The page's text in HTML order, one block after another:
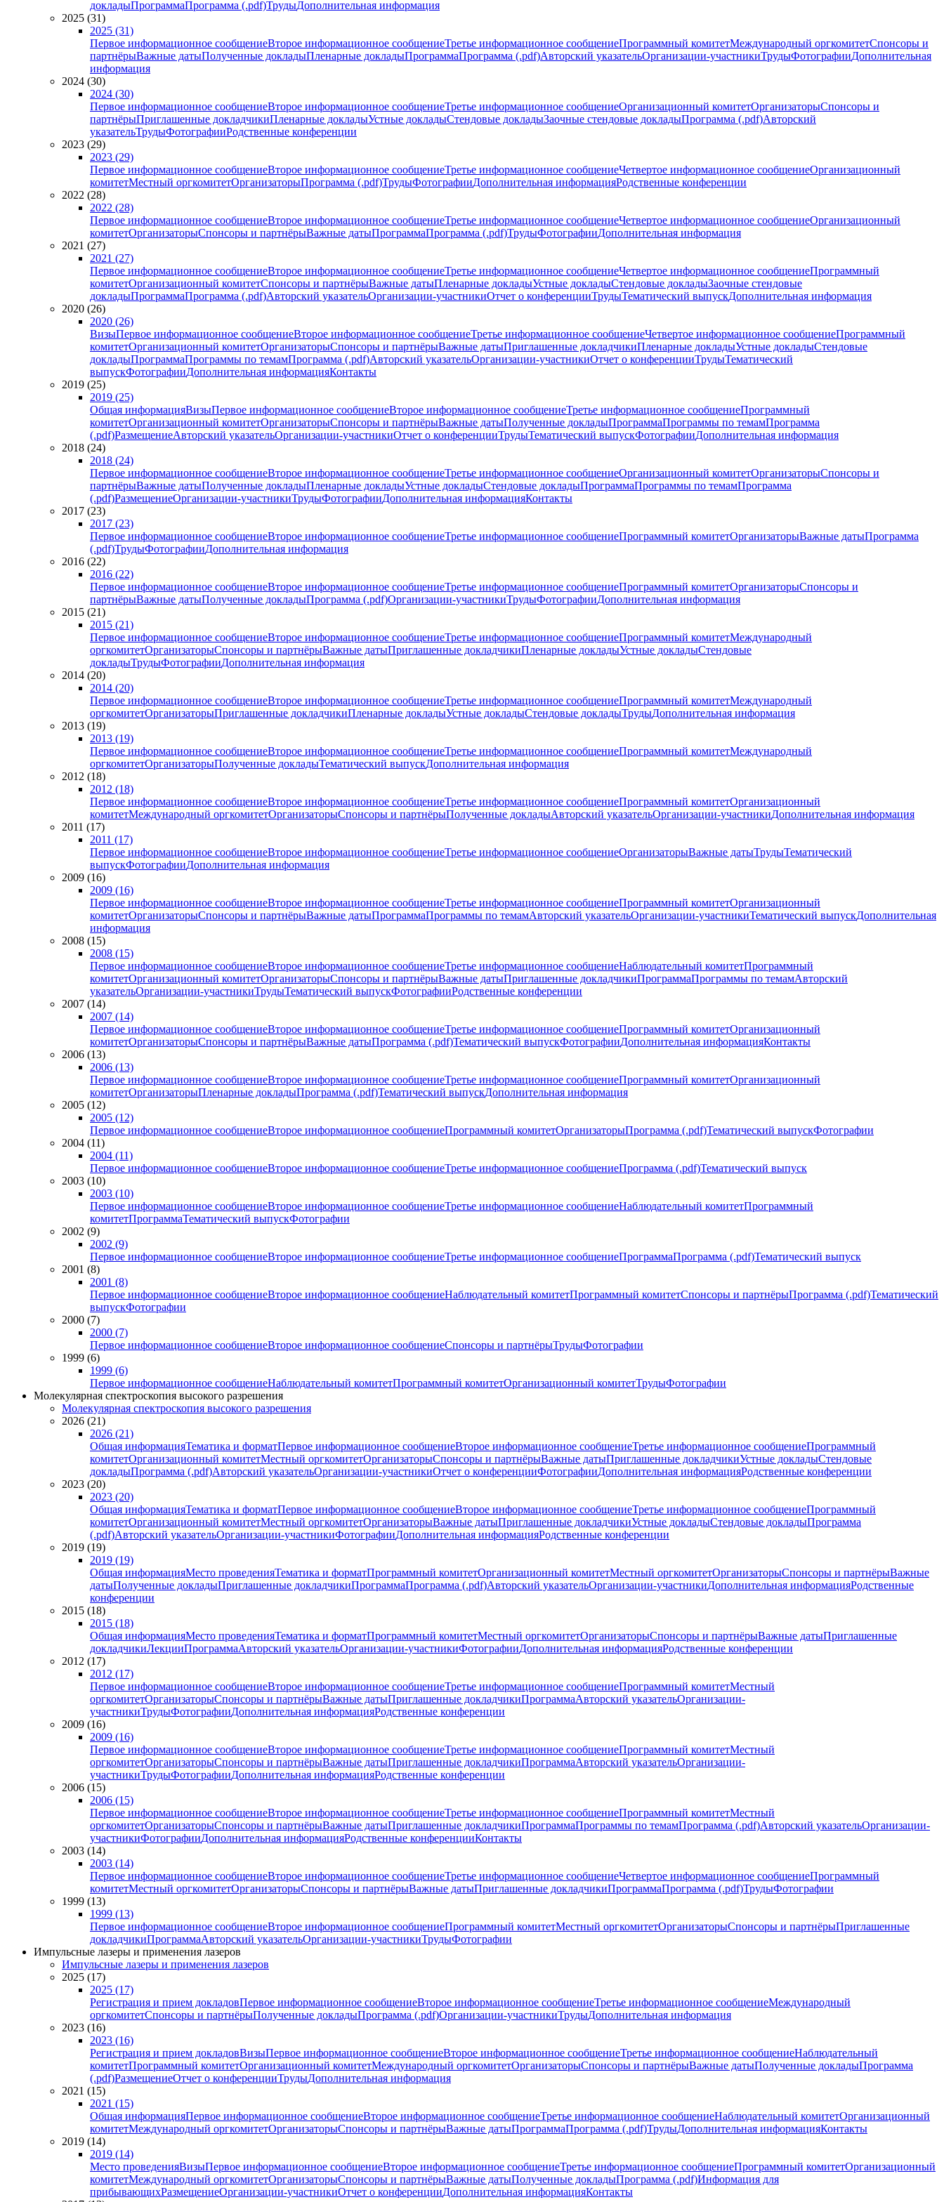
докладыПрограммаПрограмма (.pdf)ТрудыДополнительная информация
2025 (31)
2025 (31)
Первое информационное сообщениеВторое информационное сообщениеТретье информационное сообщениеПрограммный комитетМеждународный оргкомитетСпонсоры и
партнёрыВажные датыПолученные докладыПленарные докладыПрограммаПрограмма (.pdf)Авторский указательОрганизации-участникиТрудыФотографииДополнительная
информация
2024 (30)
2024 (30)
Первое информационное сообщениеВторое информационное сообщениеТретье информационное сообщениеОрганизационный комитетОрганизаторыСпонсоры и
партнёрыПриглашенные докладчикиПленарные докладыУстные докладыСтендовые докладыЗаочные стендовые докладыПрограмма (.pdf)Авторский
указательТрудыФотографииРодственные конференции
2023 (29)
2023 (29)
Первое информационное сообщениеВторое информационное сообщениеТретье информационное сообщениеЧетвертое информационное сообщениеОрганизационный
комитетМестный оргкомитетОрганизаторыПрограмма (.pdf)ТрудыФотографииДополнительная информацияРодственные конференции
2022 (28)
2022 (28)
Первое информационное сообщениеВторое информационное сообщениеТретье информационное сообщениеЧетвертое информационное сообщениеОрганизационный
комитетОрганизаторыСпонсоры и партнёрыВажные датыПрограммаПрограмма (.pdf)ТрудыФотографииДополнительная информация
2021 (27)
2021 (27)
Первое информационное сообщениеВторое информационное сообщениеТретье информационное сообщениеЧетвертое информационное сообщениеПрограммный
комитетОрганизационный комитетСпонсоры и партнёрыВажные датыПленарные докладыУстные докладыСтендовые докладыЗаочные стендовые
докладыПрограммаПрограмма (.pdf)Авторский указательОрганизации-участникиОтчет о конференцииТрудыТематический выпускДополнительная информация
2020 (26)
2020 (26)
ВизыПервое информационное сообщениеВторое информационное сообщениеТретье информационное сообщениеЧетвертое информационное сообщениеПрограммный
комитетОрганизационный комитетОрганизаторыСпонсоры и партнёрыВажные датыПриглашенные докладчикиПленарные докладыУстные докладыСтендовые
докладыПрограммаПрограммы по темамПрограмма (.pdf)Авторский указательОрганизации-участникиОтчет о конференцииТрудыТематический
выпускФотографииДополнительная информацияКонтакты
2019 (25)
2019 (25)
Общая информацияВизыПервое информационное сообщениеВторое информационное сообщениеТретье информационное сообщениеПрограммный
комитетОрганизационный комитетОрганизаторыСпонсоры и партнёрыВажные датыПолученные докладыПрограммаПрограммы по темамПрограмма
(.pdf)РазмещениеАвторский указательОрганизации-участникиОтчет о конференцииТрудыТематический выпускФотографииДополнительная информация
2018 (24)
2018 (24)
Первое информационное сообщениеВторое информационное сообщениеТретье информационное сообщениеОрганизационный комитетОрганизаторыСпонсоры и
партнёрыВажные датыПолученные докладыПленарные докладыУстные докладыСтендовые докладыПрограммаПрограммы по темамПрограмма
(.pdf)РазмещениеОрганизации-участникиТрудыФотографииДополнительная информацияКонтакты
2017 (23)
2017 (23)
Первое информационное сообщениеВторое информационное сообщениеТретье информационное сообщениеПрограммный комитетОрганизаторыВажные датыПрограмма
(.pdf)ТрудыФотографииДополнительная информация
2016 (22)
2016 (22)
Первое информационное сообщениеВторое информационное сообщениеТретье информационное сообщениеПрограммный комитетОрганизаторыСпонсоры и
партнёрыВажные датыПолученные докладыПрограмма (.pdf)Организации-участникиТрудыФотографииДополнительная информация
2015 (21)
2015 (21)
Первое информационное сообщениеВторое информационное сообщениеТретье информационное сообщениеПрограммный комитетМеждународный
оргкомитетОрганизаторыСпонсоры и партнёрыВажные датыПриглашенные докладчикиПленарные докладыУстные докладыСтендовые
докладыТрудыФотографииДополнительная информация
2014 (20)
2014 (20)
Первое информационное сообщениеВторое информационное сообщениеТретье информационное сообщениеПрограммный комитетМеждународный
оргкомитетОрганизаторыПриглашенные докладчикиПленарные докладыУстные докладыСтендовые докладыТрудыДополнительная информация
2013 (19)
2013 (19)
Первое информационное сообщениеВторое информационное сообщениеТретье информационное сообщениеПрограммный комитетМеждународный
оргкомитетОрганизаторыПолученные докладыТематический выпускДополнительная информация
2012 (18)
2012 (18)
Первое информационное сообщениеВторое информационное сообщениеТретье информационное сообщениеПрограммный комитетОрганизационный
комитетМеждународный оргкомитетОрганизаторыСпонсоры и партнёрыПолученные докладыАвторский указательОрганизации-участникиДополнительная информация
2011 (17)
2011 (17)
Первое информационное сообщениеВторое информационное сообщениеТретье информационное сообщениеОрганизаторыВажные датыТрудыТематический
выпускФотографииДополнительная информация
2009 (16)
2009 (16)
Первое информационное сообщениеВторое информационное сообщениеТретье информационное сообщениеПрограммный комитетОрганизационный
комитетОрганизаторыСпонсоры и партнёрыВажные датыПрограммаПрограммы по темамАвторский указательОрганизации-участникиТематический выпускДополнительная
информация
2008 (15)
2008 (15)
Первое информационное сообщениеВторое информационное сообщениеТретье информационное сообщениеНаблюдательный комитетПрограммный
комитетОрганизационный комитетОрганизаторыСпонсоры и партнёрыВажные датыПриглашенные докладчикиПрограммаПрограммы по темамАвторский
указательОрганизации-участникиТрудыТематический выпускФотографииРодственные конференции
2007 (14)
2007 (14)
Первое информационное сообщениеВторое информационное сообщениеТретье информационное сообщениеПрограммный комитетОрганизационный
комитетОрганизаторыСпонсоры и партнёрыВажные датыПрограмма (.pdf)Тематический выпускФотографииДополнительная информацияКонтакты
2006 (13)
2006 (13)
Первое информационное сообщениеВторое информационное сообщениеТретье информационное сообщениеПрограммный комитетОрганизационный
комитетОрганизаторыПленарные докладыПрограмма (.pdf)Тематический выпускДополнительная информация
2005 (12)
2005 (12)
Первое информационное сообщениеВторое информационное сообщениеПрограммный комитетОрганизаторыПрограмма (.pdf)Тематический выпускФотографии
2004 (11)
2004 (11)
Первое информационное сообщениеВторое информационное сообщениеТретье информационное сообщениеПрограмма (.pdf)Тематический выпуск
2003 (10)
2003 (10)
Первое информационное сообщениеВторое информационное сообщениеТретье информационное сообщениеНаблюдательный комитетПрограммный
комитетПрограммаТематический выпускФотографии
2002 (9)
2002 (9)
Первое информационное сообщениеВторое информационное сообщениеТретье информационное сообщениеПрограммаПрограмма (.pdf)Тематический выпуск
2001 (8)
2001 (8)
Первое информационное сообщениеВторое информационное сообщениеНаблюдательный комитетПрограммный комитетСпонсоры и партнёрыПрограмма (.pdf)Тематический
выпускФотографии
2000 (7)
2000 (7)
Первое информационное сообщениеВторое информационное сообщениеСпонсоры и партнёрыТрудыФотографии
1999 (6)
1999 (6)
Первое информационное сообщениеНаблюдательный комитетПрограммный комитетОрганизационный комитетТрудыФотографии
Молекулярная спектроскопия высокого разрешения
Молекулярная спектроскопия высокого разрешения
2026 (21)
2026 (21)
Общая информацияТематика и форматПервое информационное сообщениеВторое информационное сообщениеТретье информационное сообщениеПрограммный
комитетОрганизационный комитетМестный оргкомитетОрганизаторыСпонсоры и партнёрыВажные датыПриглашенные докладчикиУстные докладыСтендовые
докладыПрограмма (.pdf)Авторский указательОрганизации-участникиОтчет о конференцииФотографииДополнительная информацияРодственные конференции
2023 (20)
2023 (20)
Общая информацияТематика и форматПервое информационное сообщениеВторое информационное сообщениеТретье информационное сообщениеПрограммный
комитетОрганизационный комитетМестный оргкомитетОрганизаторыВажные датыПриглашенные докладчикиУстные докладыСтендовые докладыПрограмма
(.pdf)Авторский указательОрганизации-участникиФотографииДополнительная информацияРодственные конференции
2019 (19)
2019 (19)
Общая информацияМесто проведенияТематика и форматПрограммный комитетОрганизационный комитетМестный оргкомитетОрганизаторыСпонсоры и партнёрыВажные
датыПолученные докладыПриглашенные докладчикиПрограммаПрограмма (.pdf)Авторский указательОрганизации-участникиДополнительная информацияРодственные
конференции
2015 (18)
2015 (18)
Общая информацияМесто проведенияТематика и форматПрограммный комитетМестный оргкомитетОрганизаторыСпонсоры и партнёрыВажные датыПриглашенные
докладчикиЛекцииПрограммаАвторский указательОрганизации-участникиФотографииДополнительная информацияРодственные конференции
2012 (17)
2012 (17)
Первое информационное сообщениеВторое информационное сообщениеТретье информационное сообщениеПрограммный комитетМестный
оргкомитетОрганизаторыСпонсоры и партнёрыВажные датыПриглашенные докладчикиПрограммаАвторский указательОрганизации-
участникиТрудыФотографииДополнительная информацияРодственные конференции
2009 (16)
2009 (16)
Первое информационное сообщениеВторое информационное сообщениеТретье информационное сообщениеПрограммный комитетМестный
оргкомитетОрганизаторыСпонсоры и партнёрыВажные датыПриглашенные докладчикиПрограммаАвторский указательОрганизации-
участникиТрудыФотографииДополнительная информацияРодственные конференции
2006 (15)
2006 (15)
Первое информационное сообщениеВторое информационное сообщениеТретье информационное сообщениеПрограммный комитетМестный
оргкомитетОрганизаторыСпонсоры и партнёрыВажные датыПриглашенные докладчикиПрограммаПрограммы по темамПрограмма (.pdf)Авторский указательОрганизации-
участникиФотографииДополнительная информацияРодственные конференцииКонтакты
2003 (14)
2003 (14)
Первое информационное сообщениеВторое информационное сообщениеТретье информационное сообщениеЧетвертое информационное сообщениеПрограммный
комитетМестный оргкомитетОрганизаторыСпонсоры и партнёрыВажные датыПриглашенные докладчикиПрограммаПрограмма (.pdf)ТрудыФотографии
1999 (13)
1999 (13)
Первое информационное сообщениеВторое информационное сообщениеПрограммный комитетМестный оргкомитетОрганизаторыСпонсоры и партнёрыПриглашенные
докладчикиПрограммаАвторский указательОрганизации-участникиТрудыФотографии
Импульсные лазеры и применения лазеров
Импульсные лазеры и применения лазеров
2025 (17)
2025 (17)
Регистрация и прием докладовПервое информационное сообщениеВторое информационное сообщениеТретье информационное сообщениеМеждународный
оргкомитетСпонсоры и партнёрыПолученные докладыПрограмма (.pdf)Организации-участникиТрудыДополнительная информация
2023 (16)
2023 (16)
Регистрация и прием докладовВизыПервое информационное сообщениеВторое информационное сообщениеТретье информационное сообщениеНаблюдательный
комитетПрограммный комитетОрганизационный комитетМеждународный оргкомитетОрганизаторыСпонсоры и партнёрыВажные датыПолученные докладыПрограмма
(.pdf)РазмещениеОтчет о конференцииТрудыДополнительная информация
2021 (15)
2021 (15)
Общая информацияПервое информационное сообщениеВторое информационное сообщениеТретье информационное сообщениеНаблюдательный комитетОрганизационный
комитетМеждународный оргкомитетОрганизаторыСпонсоры и партнёрыВажные датыПрограммаПрограмма (.pdf)ТрудыДополнительная информацияКонтакты
2019 (14)
2019 (14)
Место проведенияВизыПервое информационное сообщениеВторое информационное сообщениеТретье информационное сообщениеПрограммный комитетОрганизационный
комитетМеждународный оргкомитетОрганизаторыСпонсоры и партнёрыВажные датыПолученные докладыПрограмма (.pdf)Информация для
прибывающихРазмещениеОрганизации-участникиОтчет о конференцииДополнительная информацияКонтакты